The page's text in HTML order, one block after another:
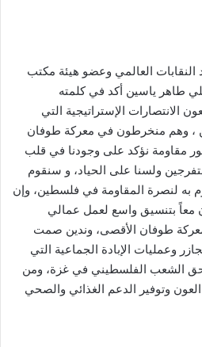
العالمي وعضو هيئة مكتب
علي طاهر ياسين أكد في كلمته
الانتصارات الإستراتيجية التي
، وهم منخرطون في معركة طوفان
مقاومة نؤكد على وجودنا في قلب
ولسنا على الحياد، و سنقوم
به لنصرة المقاومة في فلسطين، وإن
معاً بتنسيق واسع لعمل عمالي
طوفان الأقصى، وندين صمت
وعمليات الإبادة الجماعية التي
حق الشعب الفلسطيني في غزة، ومن
وتوفير الدعم الغذائي والصحي